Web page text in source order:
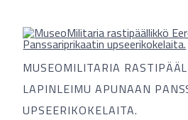
MUSEOMILITARIA
LAPINLEIMU APUNAAN
UPSEERIKOKELAITA.